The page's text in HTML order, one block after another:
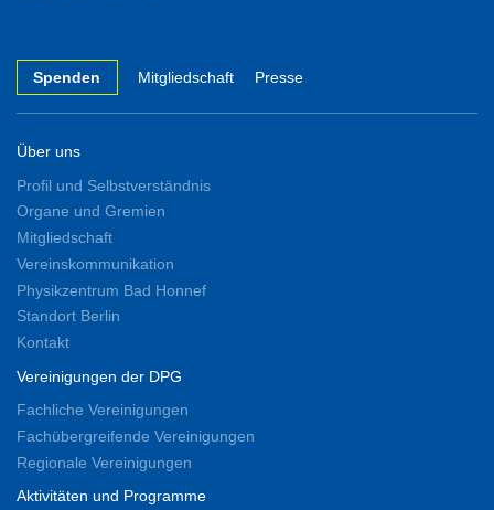
Spenden Mitgliedschaft Presse
Über uns
Profil und Selbstverständnis
Organe und Gremien
Mitgliedschaft
Vereinskommunikation
Physikzentrum Bad Honnef
Standort Berlin
Kontakt
Vereinigungen der DPG
Fachliche Vereinigungen
Fachübergreifende Vereinigungen
Regionale Vereinigungen
Aktivitäten und Programme